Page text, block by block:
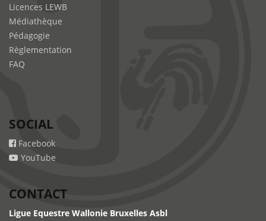
Licences LEWB
Médiathèque
Pédagogie
Règlementation
FAQ
SOCIAL
Facebook
YouTube
CONTACT
Ligue Equestre Wallonie Bruxelles Asbl